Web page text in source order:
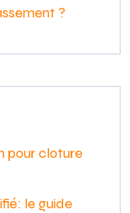
?
pour cloture
le guide